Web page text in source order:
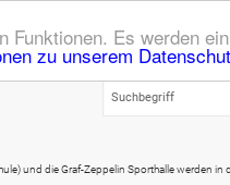
Es werden
zu unserem
werden in den Sommerferien (20.07. -